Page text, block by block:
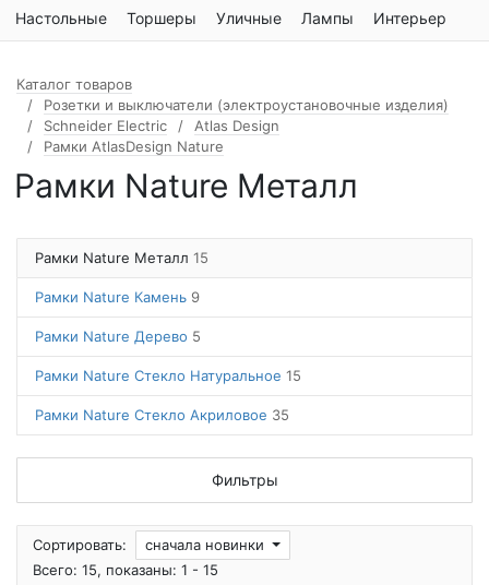
Настольные Торшеры Уличные Лампы Интерьер
Каталог товаров
Розетки и выключатели (электроустановочные изделия)
Schneider Electric
Atlas Design
Рамки AtlasDesign Nature
Рамки Nature Металл
Рамки Nature Металл 15
Рамки Nature Камень 9
Рамки Nature Дерево 5
Рамки Nature Стекло Натуральное 15
Рамки Nature Стекло Акриловое 35
Фильтры
Сортировать:
сначала новинки
Всего: 15, показаны: 1 - 15